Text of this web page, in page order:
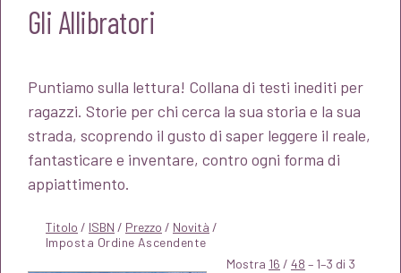
Gli Allibratori
Puntiamo sulla lettura! Collana di testi inediti per
ragazzi. Storie per chi cerca la sua storia e la sua
strada, scoprendo il gusto di saper leggere il reale,
fantasticare e inventare, contro ogni forma di
appiattimento.
Titolo / ISBN / Prezzo / Novità /
Mostra 16 / 48 – 1–3 di 3